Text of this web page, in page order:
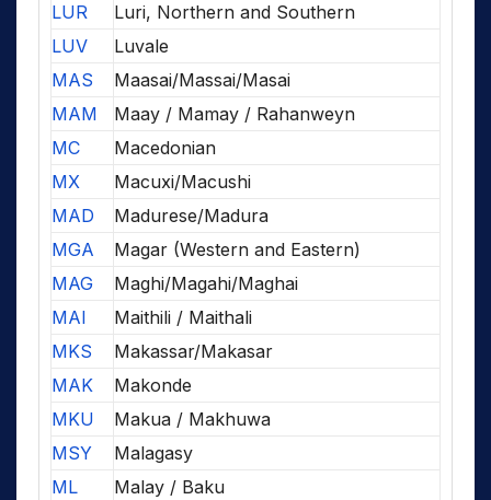
LUR
Luri, Northern and Southern
LUV
Luvale
MAS
Maasai/Massai/Masai
MAM
Maay / Mamay / Rahanweyn
MC
Macedonian
MX
Macuxi/Macushi
MAD
Madurese/Madura
MGA
Magar (Western and Eastern)
MAG
Maghi/Magahi/Maghai
MAI
Maithili / Maithali
MKS
Makassar/Makasar
MAK
Makonde
MKU
Makua / Makhuwa
MSY
Malagasy
ML
Malay / Baku